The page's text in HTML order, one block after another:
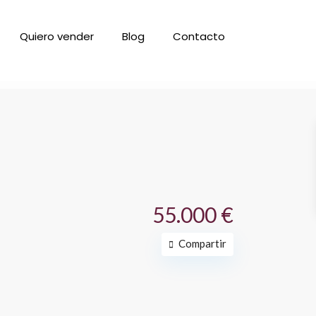
Quiero vender Blog Contacto
55.000 €
Compartir